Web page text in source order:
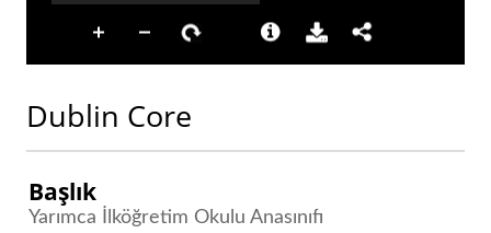
Dublin Core
Başlık
Yarımca İlköğretim Okulu Anasınıfı